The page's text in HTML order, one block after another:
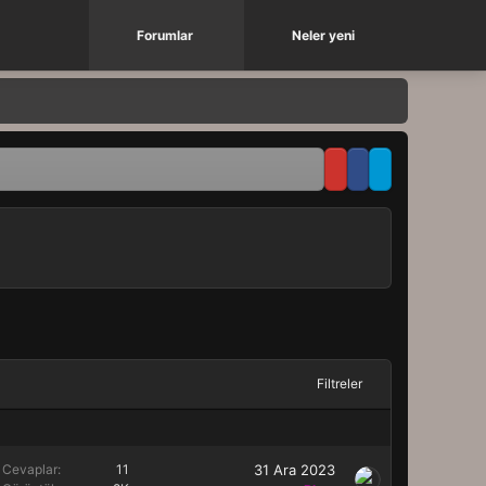
Forumlar Neler yeni
Filtreler
Cevaplar
11
31 Ara 2023